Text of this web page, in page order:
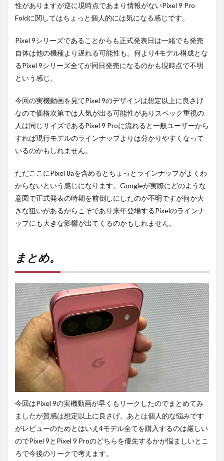
性がありますが逆に現時点であまり情報がないPixel 9 Pro
Foldに関してはちょっと個人的には気になる感じです。
Pixel 9シリーズであることからも正式発表日は一緒でも発売
自体は他の機種より遅れる可能性も。何より4モデル構成とな
るPixel 9シリーズ全てが同日発売になるのかも現時点で不明
という感じ。
今回の実機動画を見てPixel 9のデザインは想定以上に良さげ
なので価格次第では人気が出る可能性がありスペック重視の
人は同じサイズであるPixel 9 Proに流れると一般ユーザーから
すれば現行モデルのラインナップよりは分かりやすくなって
いるのかもしれません。
ただここにPixel 8aを含めるとちょっとラインナップがよくわ
からないという感じになります。Googleが実際にどのような
意図で正式発表の時期を前倒しにしたのか不明ですが何か大
きな狙いがあるからこそであり来年登場するPixelのラインナ
ップにも大きな影響が出てくるのかもしれません。
まとめ。
今回はPixel 9の実機動画が早くもリークしたのでまとめてみ
ましたが質感は想定以上に良さげ。あとは個人的な悩みです
がレビューのためとはいえ4モデル全てを購入するのは厳しい
のでPixel 9とPixel 9 Proのどちらを優先するかが悩ましいとこ
ろで今後のリークで考えます。